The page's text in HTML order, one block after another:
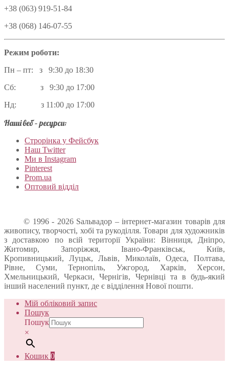
+38 (063) 919-51-84
+38 (068) 146-07-55
Режим роботи:
Пн – пт: з 9:30 до 18:30
Сб: з 9:30 до 17:00
Нд: з 11:00 до 17:00
Наші веб – ресурси:
Строрінка у Фейсбук
Наш Twitter
Ми в Instagram
Pinterest
Prom.ua
Оптовий відділ
© 1996 - 2026 Sальвадор – інтернет-магазин товарів для
живопису, творчості, хобі та рукоділля. Товари для художників
з доставкою по всій території України: Вінниця, Дніпро,
Житомир, Запоріжжя, Івано-Франківськ, Київ,
Кропивницький, Луцьк, Львів, Миколаїв, Одеса, Полтава,
Рівне, Суми, Тернопіль, Ужгород, Харків, Херсон,
Хмельницький, Черкаси, Чернігів, Чернівці та в будь-який
інший населений пункт, де є відділення Нової пошти.
Мій обліковий запис
Пошук
Пошук
×
Кошик 0